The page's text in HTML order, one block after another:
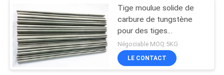
Tige moulue solide de
carbure de tungstène
pour des tiges
d'endmill/carbure
cimenté
Négociable MOQ:5KG
LE CONTACT